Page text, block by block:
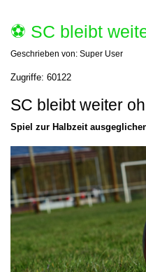
⚽️ SC bleibt
Geschrieben von: Super User
Zugriffe: 60122
SC bleibt weiter
Spiel zur Halbzeit